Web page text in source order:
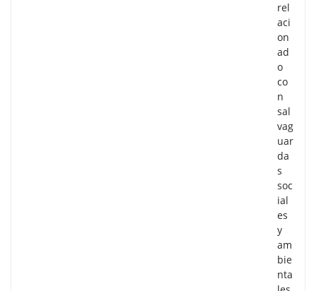
rel
aci
on
ad
o
co
n
sal
vag
uar
da
s
soc
ial
es
y
am
bie
nta